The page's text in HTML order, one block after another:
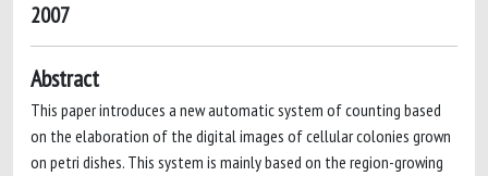
2007
Abstract
This paper introduces a new automatic system of counting based
on the elaboration of the digital images of cellular colonies grown
on petri dishes. This system is mainly based on the region-growing